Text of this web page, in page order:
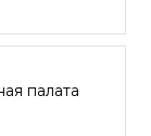
палата